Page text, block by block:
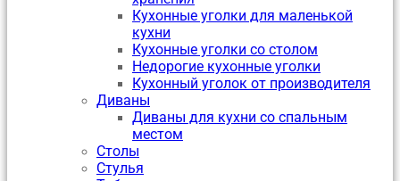
Кухонные уголки для маленькой
кухни
Кухонные уголки со столом
Недорогие кухонные уголки
Кухонный уголок от производителя
Диваны
Диваны для кухни со спальным
местом
Столы
Стулья